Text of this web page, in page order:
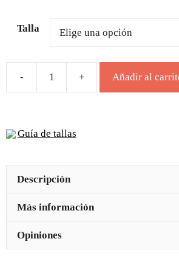
Talla
Añadir al
Guía de tallas
Descripción
Más información
Opiniones